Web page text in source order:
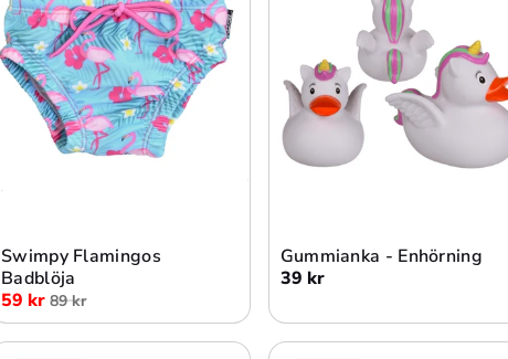
Swimpy Flamingos
Badblöja
59 kr 89 kr
Gummianka - Enhörning
39 kr